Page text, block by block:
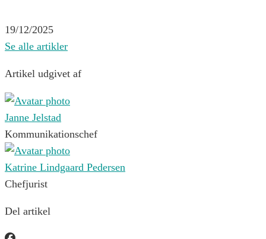
19/12/2025
Se alle artikler
Artikel udgivet af
Janne Jelstad
Kommunikationschef
Katrine Lindgaard Pedersen
Chefjurist
Del artikel